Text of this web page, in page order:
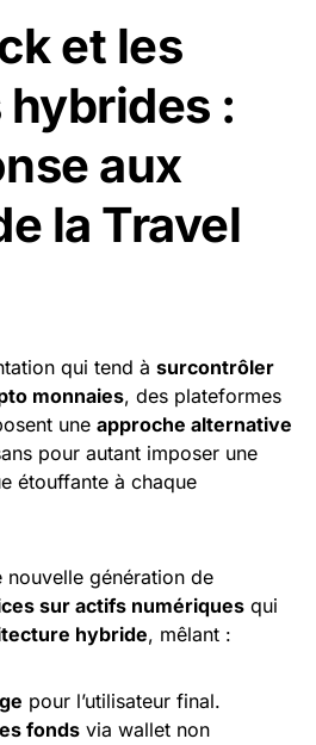
et les
:
aux
la Travel
qui tend à surcontrôler
monnaies, des plateformes
une approche alternative
pour autant imposer une
étouffante à chaque
nouvelle génération de
sur actifs numériques qui
hybride, mêlant :
pour l’utilisateur final.
fonds via wallet non